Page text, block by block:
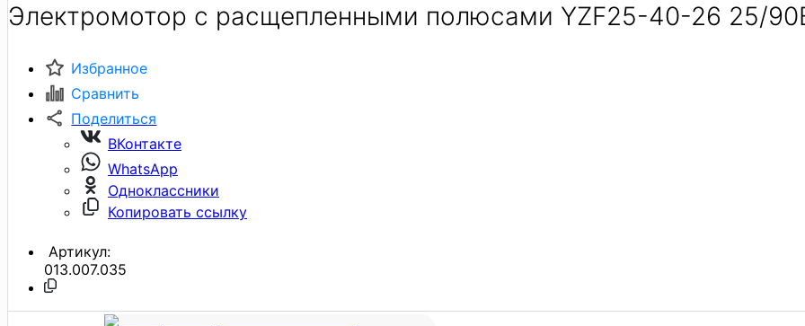
Электромотор с расщепленными полюсами YZF25-40-26 25/
Избранное
Сравнить
Поделиться
ВКонтакте
WhatsApp
Одноклассники
Копировать ссылку
Артикул:
013.007.035